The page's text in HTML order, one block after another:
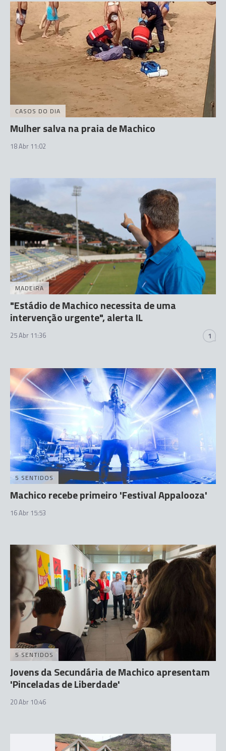
CASOS DO DIA
Mulher salva na praia de Machico
18 Abr 11:02
MADEIRA
"Estádio de Machico necessita de uma
intervenção urgente", alerta IL
25 Abr 11:36 1
5 SENTIDOS
Machico recebe primeiro 'Festival Appalooza'
16 Abr 15:53
5 SENTIDOS
Jovens da Secundária de Machico apresentam
'Pinceladas de Liberdade'
20 Abr 10:46